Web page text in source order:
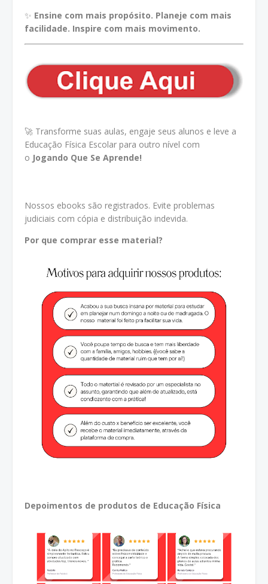
✨ Ensine com mais propósito. Planeje com mais
facilidade. Inspire com mais movimento.
🚀 Transforme suas aulas, engaje seus alunos e leve a
Educação Física Escolar para outro nível com
o Jogando Que Se Aprende!
Nossos ebooks são registrados. Evite problemas
judiciais com cópia e distribuição indevida.
Por que comprar esse material?
Depoimentos de produtos de Educação Física